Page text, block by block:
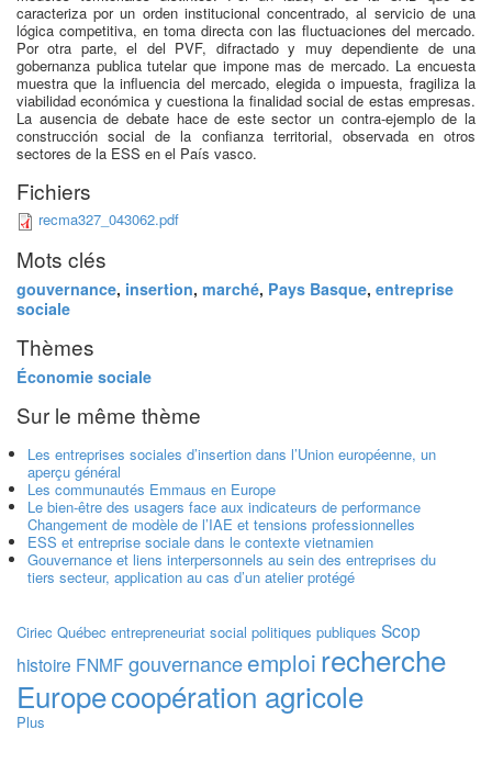
caracteriza por un orden institucional concentrado, al servicio de una
lógica competitiva, en toma directa con las fluctuaciones del mercado.
Por otra parte, el del PVF, difractado y muy dependiente de una
gobernanza publica tutelar que impone mas de mercado. La encuesta
muestra que la influencia del mercado, elegida o impuesta, fragiliza la
viabilidad económica y cuestiona la finalidad social de estas empresas.
La ausencia de debate hace de este sector un contra-ejemplo de la
construcción social de la confianza territorial, observada en otros
sectores de la ESS en el País vasco.
Fichiers
recma327_043062.pdf
Mots clés
gouvernance, insertion, marché, Pays Basque, entreprise
sociale
Thèmes
Économie sociale
Sur le même thème
Les entreprises sociales d’insertion dans l’Union européenne, un
aperçu général
Les communautés Emmaus en Europe
Le bien-être des usagers face aux indicateurs de performance
Changement de modèle de l’IAE et tensions professionnelles
ESS et entreprise sociale dans le contexte vietnamien
Gouvernance et liens interpersonnels au sein des entreprises du
tiers secteur, application au cas d’un atelier protégé
Ciriec Québec entrepreneuriat social politiques publiques Scop
histoire FNMF gouvernanceemploi recherche
Europecoopération agricole
Plus